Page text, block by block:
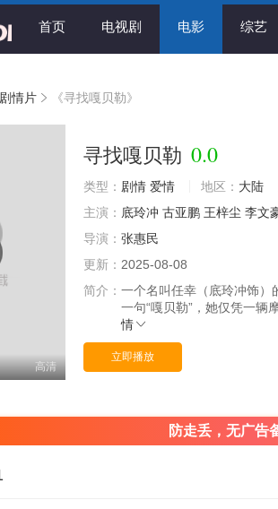
首页 电视剧 电影 综艺
剧情片 《寻找嘎贝勒》
高清
寻找嘎贝勒 0.0
类型： 剧情 爱情 地区： 大陆
主演： 底玲冲 古亚鹏 王梓尘 李文
导演： 张惠民
更新： 2025-08-08
简介： 一个名叫任幸（底玲冲饰）
一句“嘎贝勒”，她仅凭一辆
情
立即播放
防走丢，无广告